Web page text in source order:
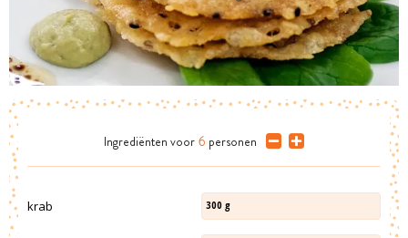
Ingrediënten voor 6 personen
krab 300 g